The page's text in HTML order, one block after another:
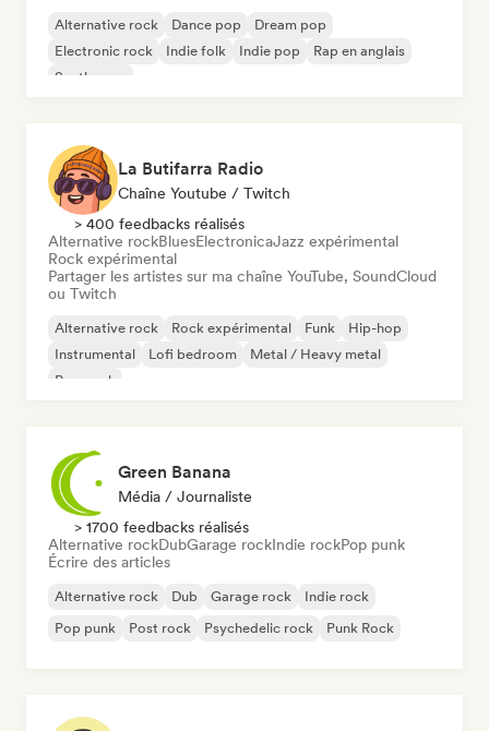
Alternative rock Dance pop
Dream pop
Electronic rock
Indie folk Indie pop
Rap en anglais
Synthwave
La Butifarra Radio
Chaîne Youtube / Twitch
> 400 feedbacks réalisés
Alternative rockBluesElectronicaJazz expérimental
Rock expérimental
Partager les artistes sur ma chaîne YouTube, SoundCloud
ou Twitch
Alternative rock Rock expérimental Funk
Hip-hop
Instrumental
Lofi bedroom
Metal / Heavy metal
Pop punk
Green Banana
Média / Journaliste
> 1700 feedbacks réalisés
Alternative rockDubGarage rockIndie rockPop punk
Écrire des articles
Alternative rock Dub Garage rock
Indie rock
Pop punk
Post rock Psychedelic rock Punk Rock